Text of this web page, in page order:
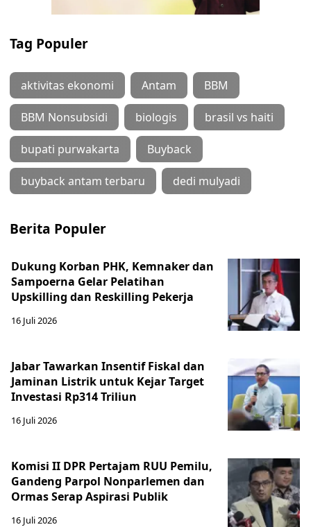
Tag Populer
aktivitas ekonomi Antam BBM
BBM Nonsubsidi biologis brasil vs haiti
bupati purwakarta Buyback
buyback antam terbaru dedi mulyadi
Berita Populer
Dukung Korban PHK, Kemnaker dan
Sampoerna Gelar Pelatihan
Upskilling dan Reskilling Pekerja
16 Juli 2026
Jabar Tawarkan Insentif Fiskal dan
Jaminan Listrik untuk Kejar Target
Investasi Rp314 Triliun
16 Juli 2026
Komisi II DPR Pertajam RUU Pemilu,
Gandeng Parpol Nonparlemen dan
Ormas Serap Aspirasi Publik
16 Juli 2026